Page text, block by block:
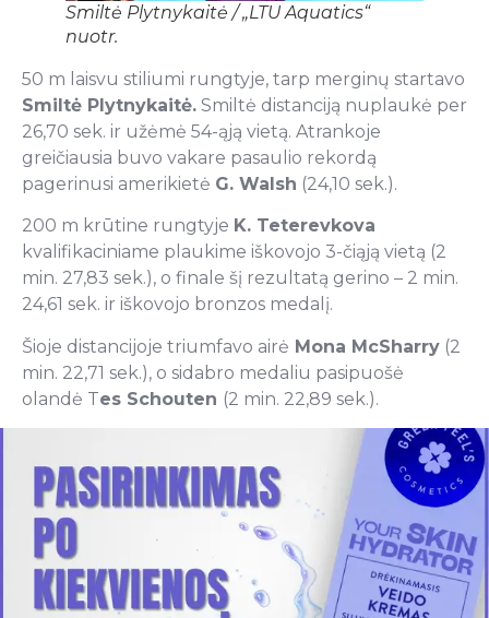
Smiltė Plytnykaitė / „LTU Aquatics“
nuotr.
50 m laisvu stiliumi rungtyje, tarp merginų startavo
Smiltė Plytnykaitė. Smiltė distanciją nuplaukė per
26,70 sek. ir užėmė 54-ąją vietą. Atrankoje
greičiausia buvo vakare pasaulio rekordą
pagerinusi amerikietė G. Walsh (24,10 sek.).
200 m krūtine rungtyje K. Teterevkova
kvalifikaciniame plaukime iškovojo 3-čiąją vietą (2
min. 27,83 sek.), o finale šį rezultatą gerino – 2 min.
24,61 sek. ir iškovojo bronzos medalį.
Šioje distancijoje triumfavo airė Mona McSharry (2
min. 22,71 sek.), o sidabro medaliu pasipuošė
olandė Tes Schouten (2 min. 22,89 sek.).